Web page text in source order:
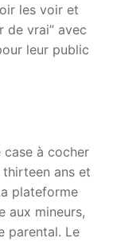
les voir et
de vrai” avec
leur public
case à cocher
ans et
plateforme
aux mineurs,
parental. Le